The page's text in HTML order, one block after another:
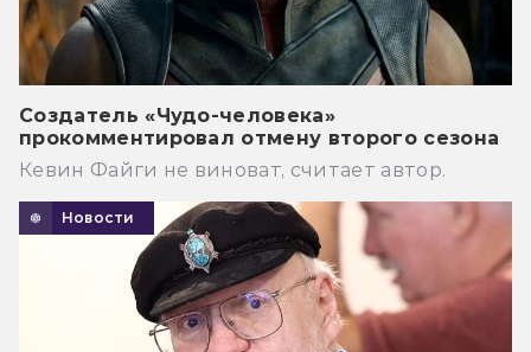
Создатель «Чудо-человека»
прокомментировал отмену второго сезона
Кевин Файги не виноват, считает автор.
Новости